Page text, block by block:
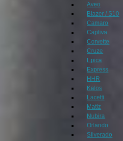
Aveo
Blazer / S10
Camaro
Captiva
Corvette
Cruze
Epica
Express
HHR
Kalos
Lacetti
Matiz
Nubira
Orlando
Silverado